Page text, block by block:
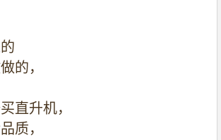
的，
直升机，
质，